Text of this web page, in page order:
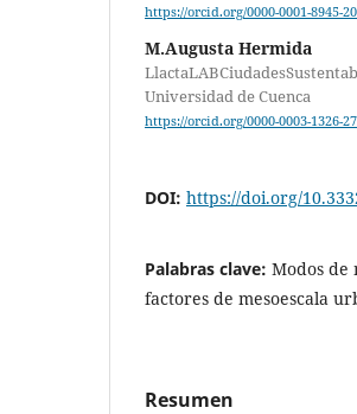
https://orcid.org/0000-0001-8945-
M.Augusta Hermida
Universidad de Cuenca
https://orcid.org/0000-0003-1326-
DOI: https://doi.org/
Palabras clave: Modos de
factores de mesoescala
Resumen